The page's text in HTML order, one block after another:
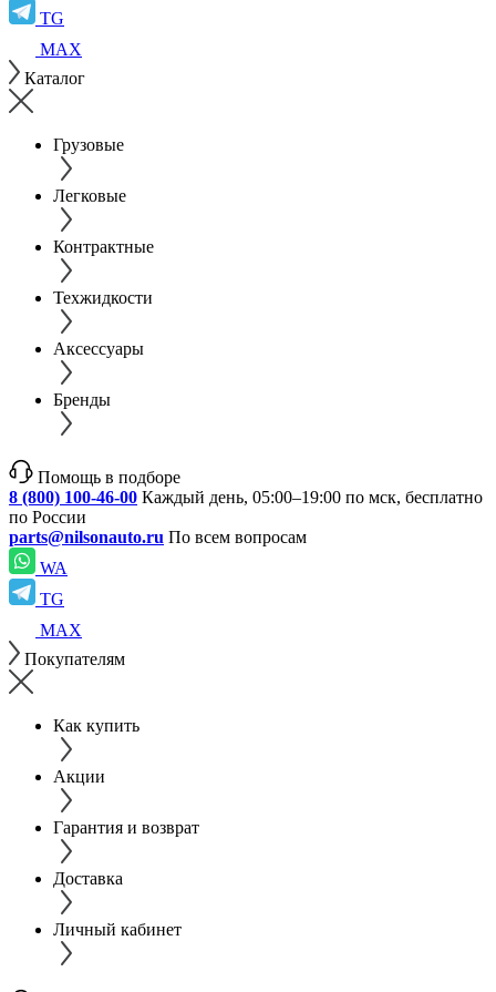
TG
MAX
Каталог
Грузовые
Легковые
Контрактные
Техжидкости
Аксессуары
Бренды
Помощь в подборе
8 (800) 100-46-00 Каждый день, 05:00–19:00 по мск, бесплатно
по России
parts@nilsonauto.ru По всем вопросам
WA
TG
MAX
Покупателям
Как купить
Акции
Гарантия и возврат
Доставка
Личный кабинет